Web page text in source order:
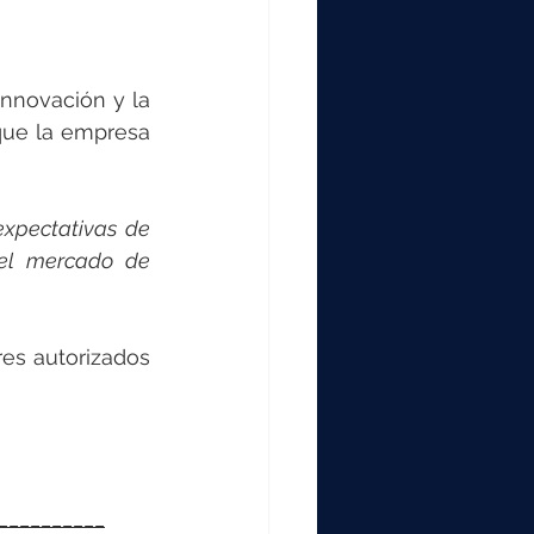
y la
la empresa
de
mercado de
autorizados